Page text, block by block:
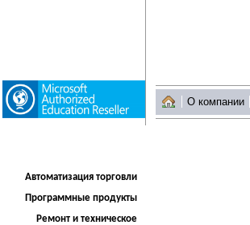
Автоматизация торговли
Программные продукты
Ремонт и техническое
О компании